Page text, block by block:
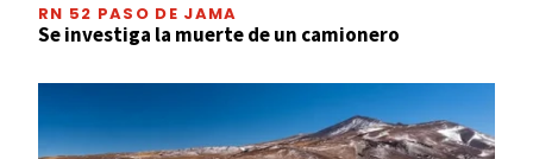
RN 52 PASO DE JAMA
Se investiga la muerte de un camionero